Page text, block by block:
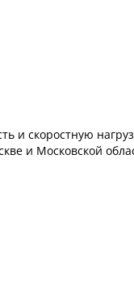
и скоростную
и Московской